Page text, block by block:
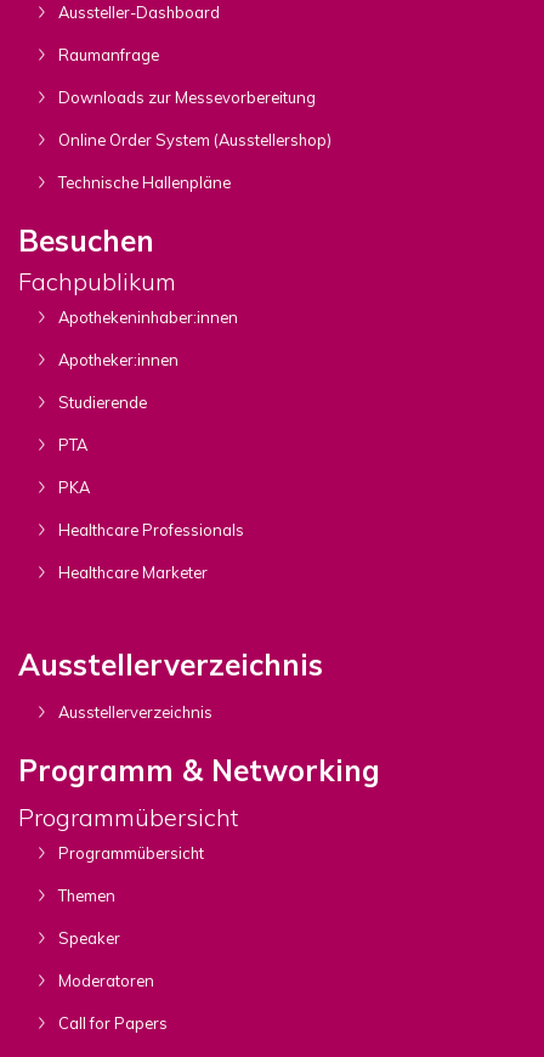
Aussteller-Dashboard
Raumanfrage
Downloads zur Messevorbereitung
Online Order System (Ausstellershop)
Technische Hallenpläne
Besuchen
Fachpublikum
Apothekeninhaber:innen
Apotheker:innen
Studierende
PTA
PKA
Healthcare Professionals
Healthcare Marketer
Ausstellerverzeichnis
Ausstellerverzeichnis
Programm & Networking
Programmübersicht
Programmübersicht
Themen
Speaker
Moderatoren
Call for Papers